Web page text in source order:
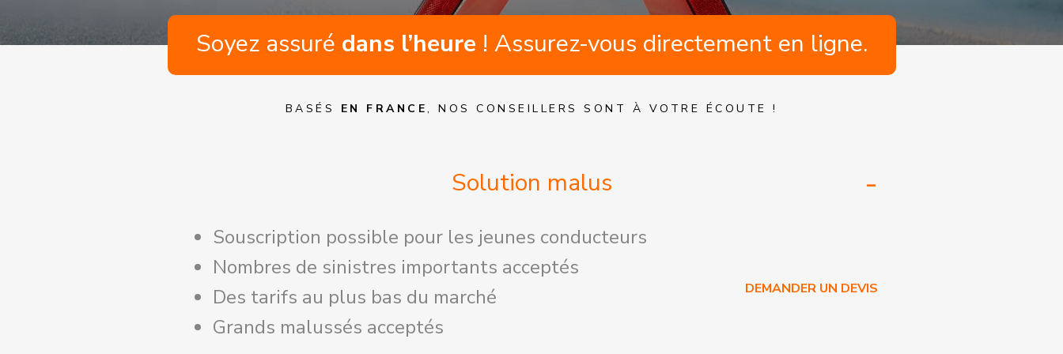
Soyez assuré dans l’heure ! Assurez-vous directement en ligne.
BASÉS EN FRANCE, NOS CONSEILLERS SONT À VOTRE ÉCOUTE !
Solution malus
Souscription possible pour les jeunes conducteurs
Nombres de sinistres importants acceptés
Des tarifs au plus bas du marché
Grands malussés acceptés
DEMANDER UN DEVIS
Si vous êtes résiliés pour non paiement ou pour sinistres